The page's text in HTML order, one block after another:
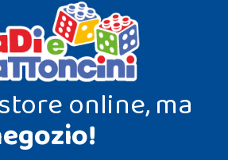
online, ma